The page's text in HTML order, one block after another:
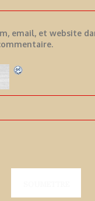
email, et website